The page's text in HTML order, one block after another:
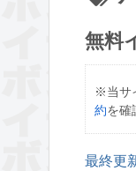
無料
※当サ
約を確
最終更